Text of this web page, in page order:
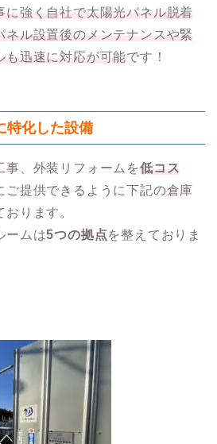
に強く自社で太陽光パネル脱着
ネル設置後のメンテナンスや緊
も迅速に対応が可能です！
特化した設備
、外装リフォームを低コス
ご提供できるように下記の倉庫
ります。
ームは5つの拠点を整えておりま